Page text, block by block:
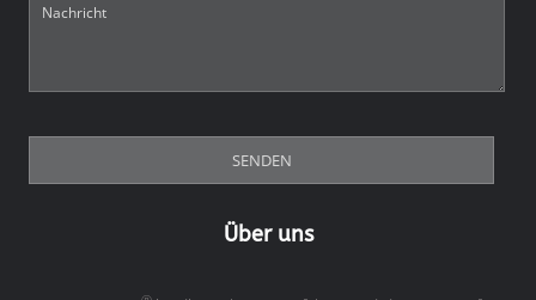
Über uns